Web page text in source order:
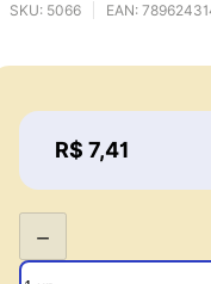
SKU: 5066 EAN:
Price:
R$ 7,41
−